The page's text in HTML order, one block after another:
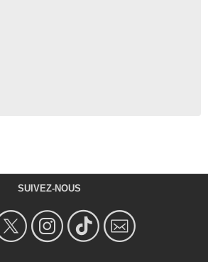
SUIVEZ-NOUS